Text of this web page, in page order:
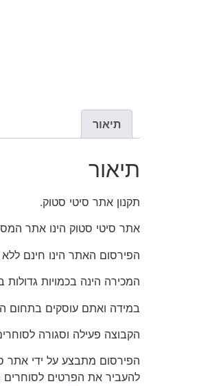
תיאור
תיאור
תקנון אתר סיטי סטוק.
אתר סיטי סטוק הינו אתר
הפירסום האתר הינו חינם
המכירה הינה בכמויות
במידה ואתם עוסקים בתחום
הקבוצה פעילה וסגורה
הפירסום מתבצע על ידי אתר
להעביר את הפרטים לסוחרים